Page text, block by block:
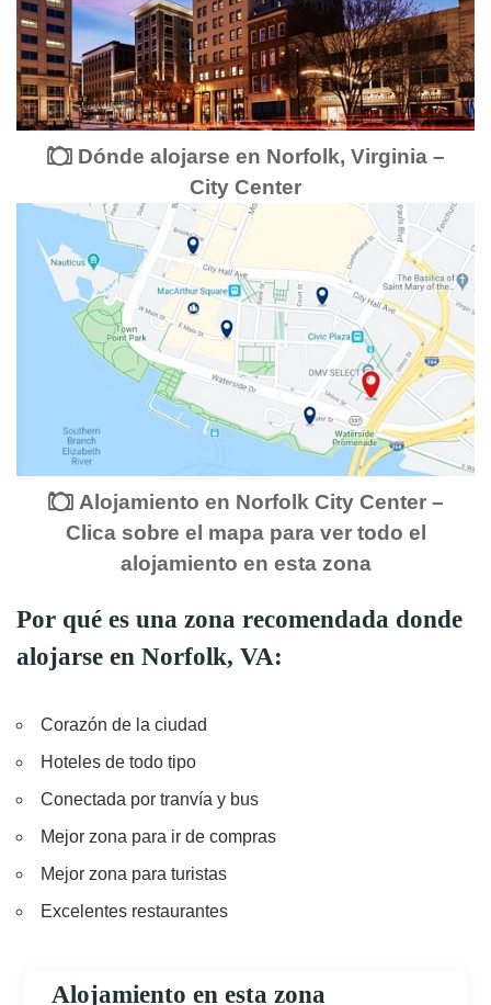
Dónde alojarse en Norfolk, Virginia –
City Center
Alojamiento en Norfolk City Center –
Clica sobre el mapa para ver todo el
alojamiento en esta zona
Por qué es una zona recomendada donde
alojarse en Norfolk, VA:
Corazón de la ciudad
Hoteles de todo tipo
Conectada por tranvía y bus
Mejor zona para ir de compras
Mejor zona para turistas
Excelentes restaurantes
Alojamiento en esta zona